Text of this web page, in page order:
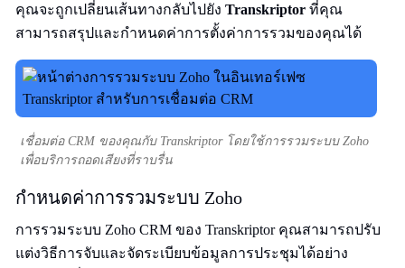
คุณจะถูกเปลี่ยนเส้นทางกลับไปยัง Transkriptor ที่คุณ
สามารถสรุปและกำหนดค่าการตั้งค่าการรวมของคุณได้
เชื่อมต่อ CRM ของคุณกับ Transkriptor โดยใช้การรวมระบบ Zoho
เพื่อบริการถอดเสียงที่ราบรื่น
กำหนดค่าการรวมระบบ Zoho
การรวมระบบ Zoho CRM ของ Transkriptor คุณสามารถปรับ
แต่งวิธีการจับและจัดระเบียบข้อมูลการประชุมได้อย่าง